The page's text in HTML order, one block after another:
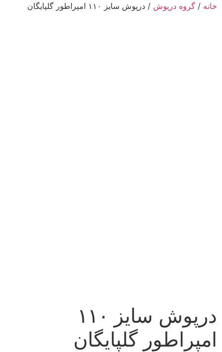
خانه / گروه درپوش / درپوش سایز ۱۱۰ امپراطور گلپایگان
درپوش سایز ۱۱۰
امپراطور گلپایگان